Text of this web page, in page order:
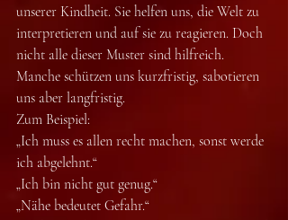
unserer Kindheit. Sie helfen uns, die Welt zu
interpretieren und auf sie zu reagieren. Doch
nicht alle dieser Muster sind hilfreich.
Manche schützen uns kurzfristig, sabotieren
uns aber langfristig.
Zum Beispiel:
„Ich muss es allen recht machen, sonst werde
ich abgelehnt.“
„Ich bin nicht gut genug.“
„Nähe bedeutet Gefahr.“